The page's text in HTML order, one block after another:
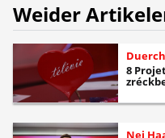
Weider
8
Nei